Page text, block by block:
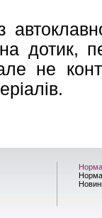
дотик,
не